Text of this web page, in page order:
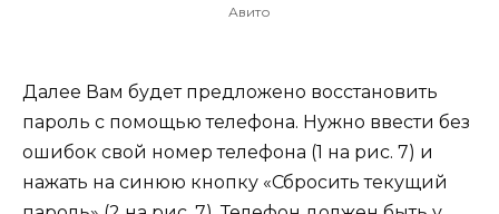
Авито
Далее Вам будет предложено восстановить
пароль с помощью телефона. Нужно ввести без
ошибок свой номер телефона (1 на рис. 7) и
нажать на синюю кнопку «Сбросить текущий